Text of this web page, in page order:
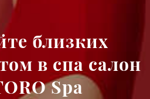
близких
в спа салон
Spa